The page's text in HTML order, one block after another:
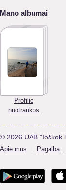
Mano albumai
Profilio
nuotraukos
© 2026 UAB "Ieškok
Apie mus | Pagalba |